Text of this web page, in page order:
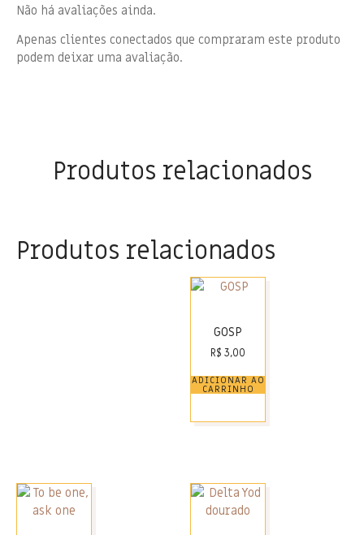
Não há avaliações ainda.
Apenas clientes conectados que compraram este produto
podem deixar uma avaliação.
Produtos relacionados
Produtos relacionados
GOSP
R$ 3,00
ADICIONAR AO
CARRINHO